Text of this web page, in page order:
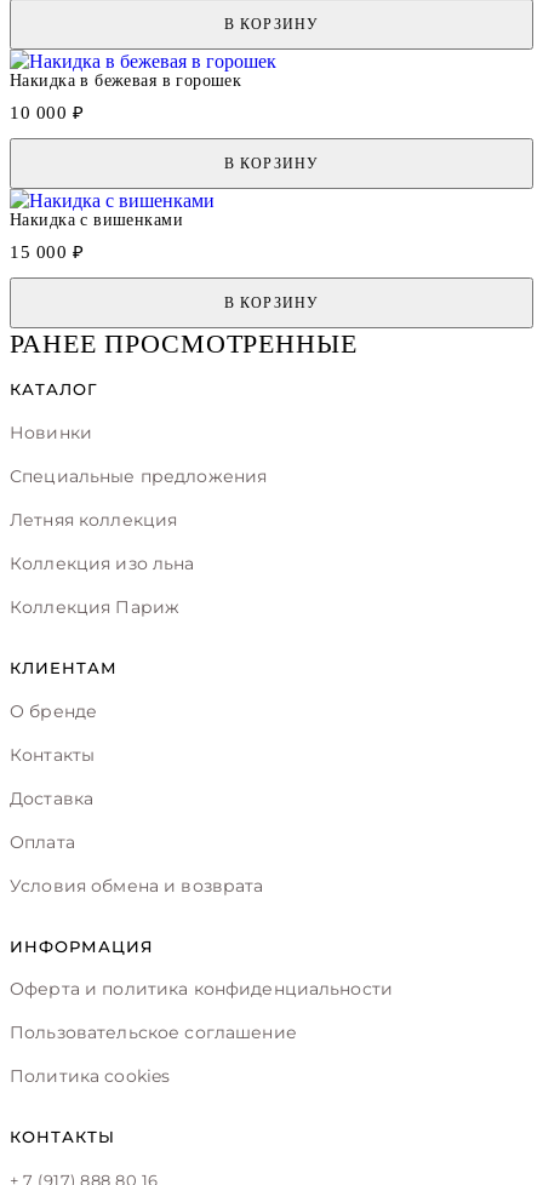
В КОРЗИНУ
Накидка в бежевая в горошек
10 000 ₽
В КОРЗИНУ
Накидка с вишенками
15 000 ₽
В КОРЗИНУ
РАНЕЕ ПРОСМОТРЕННЫЕ
КАТАЛОГ
Новинки
Специальные предложения
Летняя коллекция
Коллекция изо льна
Коллекция Париж
КЛИЕНТАМ
О бренде
Контакты
Доставка
Оплата
Условия обмена и возврата
ИНФОРМАЦИЯ
Оферта и политика конфиденциальности
Пользовательское соглашение
Политика cookies
КОНТАКТЫ
+ 7 (917) 888 80 16